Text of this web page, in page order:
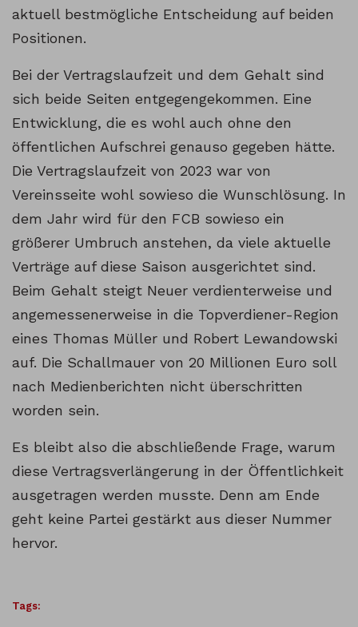
aktuell bestmögliche Entscheidung auf beiden
Positionen.
Bei der Vertragslaufzeit und dem Gehalt sind
sich beide Seiten entgegengekommen. Eine
Entwicklung, die es wohl auch ohne den
öffentlichen Aufschrei genauso gegeben hätte.
Die Vertragslaufzeit von 2023 war von
Vereinsseite wohl sowieso die Wunschlösung. In
dem Jahr wird für den FCB sowieso ein
größerer Umbruch anstehen, da viele aktuelle
Verträge auf diese Saison ausgerichtet sind.
Beim Gehalt steigt Neuer verdienterweise und
angemessenerweise in die Topverdiener-Region
eines Thomas Müller und Robert Lewandowski
auf. Die Schallmauer von 20 Millionen Euro soll
nach Medienberichten nicht überschritten
worden sein.
Es bleibt also die abschließende Frage, warum
diese Vertragsverlängerung in der Öffentlichkeit
ausgetragen werden musste. Denn am Ende
geht keine Partei gestärkt aus dieser Nummer
hervor.
Tags: